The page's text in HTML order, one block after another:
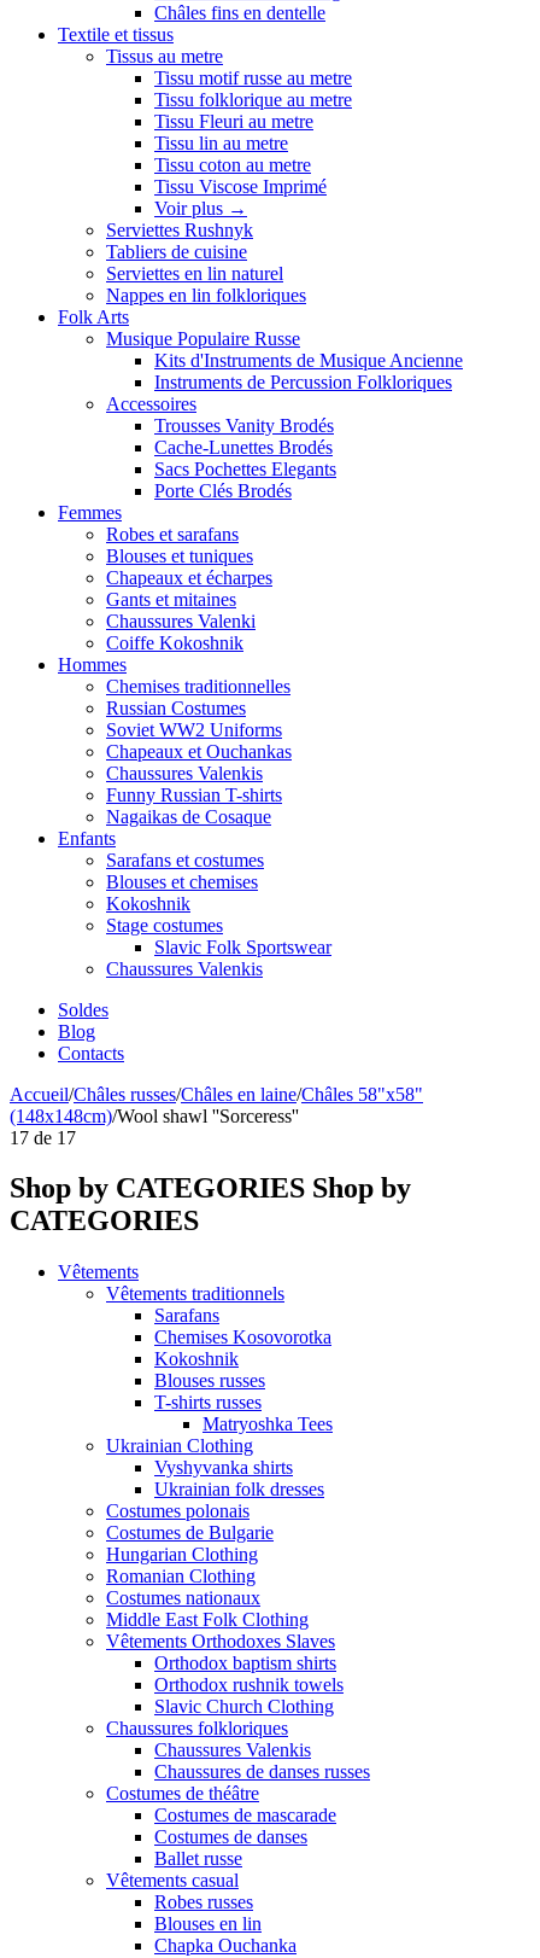
Châles fins en dentelle
Textile et tissus
Tissus au metre
Tissu motif russe au metre
Tissu folklorique au metre
Tissu Fleuri au metre
Tissu lin au metre
Tissu coton au metre
Tissu Viscose Imprimé
Voir plus →
Serviettes Rushnyk
Tabliers de cuisine
Serviettes en lin naturel
Nappes en lin folkloriques
Folk Arts
Musique Populaire Russe
Kits d'Instruments de Musique Ancienne
Instruments de Percussion Folkloriques
Accessoires
Trousses Vanity Brodés
Cache-Lunettes Brodés
Sacs Pochettes Elegants
Porte Clés Brodés
Femmes
Robes et sarafans
Blouses et tuniques
Chapeaux et écharpes
Gants et mitaines
Chaussures Valenki
Coiffe Kokoshnik
Hommes
Chemises traditionnelles
Russian Costumes
Soviet WW2 Uniforms
Chapeaux et Ouchankas
Chaussures Valenkis
Funny Russian T-shirts
Nagaikas de Cosaque
Enfants
Sarafans et costumes
Blouses et chemises
Kokoshnik
Stage costumes
Slavic Folk Sportswear
Chaussures Valenkis
Soldes
Blog
Contacts
Accueil/Châles russes/Châles en laine/Châles 58"x58"
(148x148cm)/Wool shawl ''Sorceress''
17 de 17
Shop by CATEGORIES Shop by
CATEGORIES
Vêtements
Vêtements traditionnels
Sarafans
Chemises Kosovorotka
Kokoshnik
Blouses russes
T-shirts russes
Matryoshka Tees
Ukrainian Clothing
Vyshyvanka shirts
Ukrainian folk dresses
Costumes polonais
Costumes de Bulgarie
Hungarian Clothing
Romanian Clothing
Costumes nationaux
Middle East Folk Clothing
Vêtements Orthodoxes Slaves
Orthodox baptism shirts
Orthodox rushnik towels
Slavic Church Clothing
Chaussures folkloriques
Chaussures Valenkis
Chaussures de danses russes
Costumes de théâtre
Costumes de mascarade
Costumes de danses
Ballet russe
Vêtements casual
Robes russes
Blouses en lin
Chapka Ouchanka